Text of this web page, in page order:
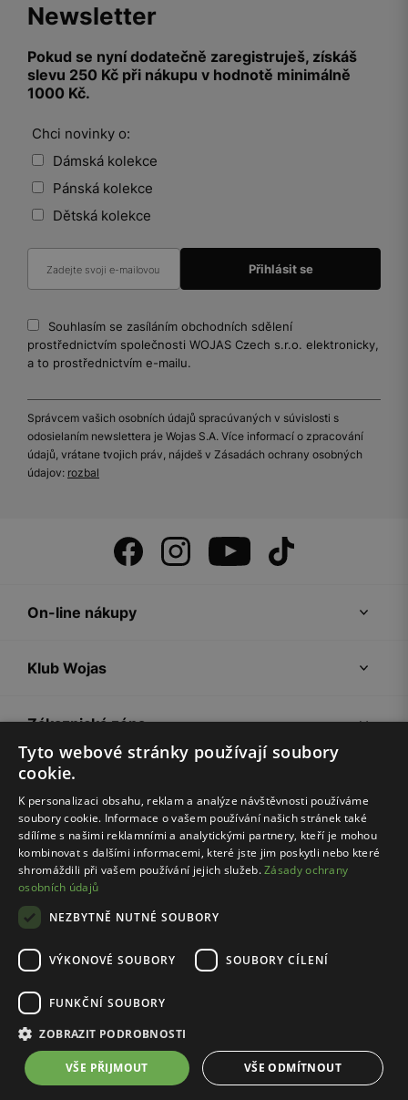
Newsletter
Pokud se nyní dodatečně zaregistruješ, získáš
slevu 250 Kč při nákupu v hodnotě minimálně
1000 Kč.
Chci novinky o:
Dámská kolekce
Pánská kolekce
Dětská kolekce
Souhlasím se zasíláním obchodních sdělení
prostřednictvím společnosti WOJAS Czech s.r.o. elektronicky,
a to prostřednictvím e-mailu.
Správcem vašich osobních údajů spracúvaných v súvislosti s
odosielaním newslettera je Wojas S.A. Více informací o zpracování
údajů, vrátane tvojich práv, nájdeš v Zásadách ochrany osobných
údajov: rozbal
On-line nákupy
Klub Wojas
Zákaznická zóna
Společnost Wojas
Rady
© Wojas 2026
Pravidla e-shopu
Zásady ochrany osobních údajů
Nastavení cookies
Tyto webové stránky používají soubory
cookie.
K personalizaci obsahu, reklam a analýze návštěvnosti používáme
soubory cookie. Informace o vašem používání našich stránek také
sdílíme s našimi reklamními a analytickými partnery, kteří je mohou
kombinovat s dalšími informacemi, které jste jim poskytli nebo které
shromáždili při vašem používání jejich služeb.Zásady ochrany
osobních údajů
NEZBYTNĚ NUTNÉ SOUBORY
VÝKONOVÉ SOUBORY SOUBORY CÍLENÍ
FUNKČNÍ SOUBORY
ZOBRAZIT PODROBNOSTI
VŠE PŘIJMOUT VŠE ODMÍTNOUT